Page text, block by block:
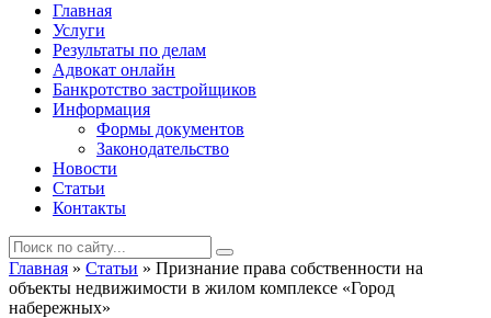
Главная
Услуги
Результаты по делам
Адвокат онлайн
Банкротство застройщиков
Информация
Формы документов
Законодательство
Новости
Статьи
Контакты
Главная » Статьи » Признание права собственности на
объекты недвижимости в жилом комплексе «Город
набережных»